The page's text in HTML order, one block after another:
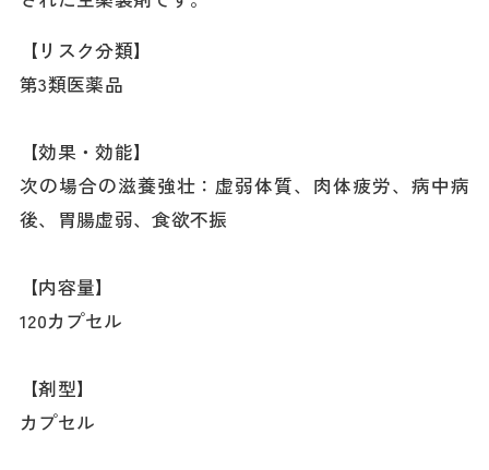
【リスク分類】
第3類医薬品
【効果・効能】
次の場合の滋養強壮：虚弱体質、肉体疲労、病中病
後、胃腸虚弱、食欲不振
【内容量】
120カプセル
【剤型】
カプセル